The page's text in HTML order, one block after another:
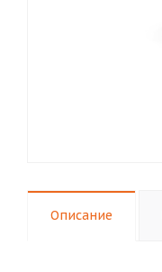
Описание